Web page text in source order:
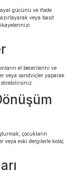
gücünü ve ifade
veya basit
el becerilerini ve
veya sandviçler yaparak
çocukların
veya eski dergilerle kolaj